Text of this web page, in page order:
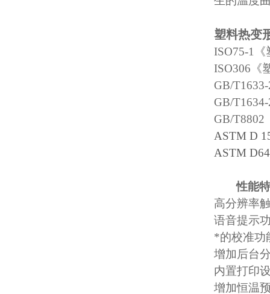
塑料热变
ISO75-1
ISO306
GB/
GB/
GB/T8802
ASTM D
ASTM
性能
高分辨率
语音提示
*的校准功
增加后台
内置打印
增加恒温